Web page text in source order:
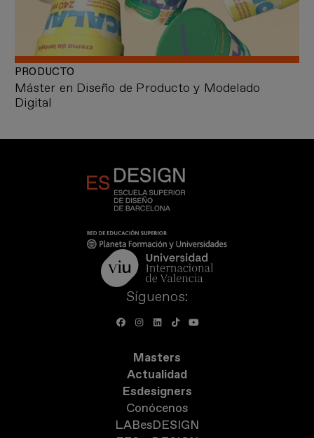
Máster en Diseño de Producto y Modelado
Digital
PRODUCTO
Síguenos:
Masters
Actualidad
Esdesigners
Conócenos
LABesDESIGN